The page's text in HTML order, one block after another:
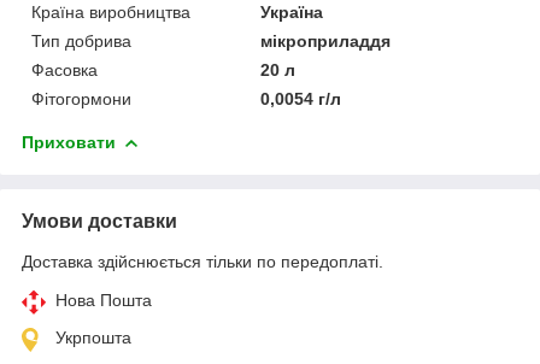
Країна виробництва
Україна
Тип добрива
мікроприладдя
Фасовка
20 л
Фітогормони
0,0054 г/л
Приховати
Умови доставки
Доставка здійснюється тільки по передоплаті.
Нова Пошта
Укрпошта